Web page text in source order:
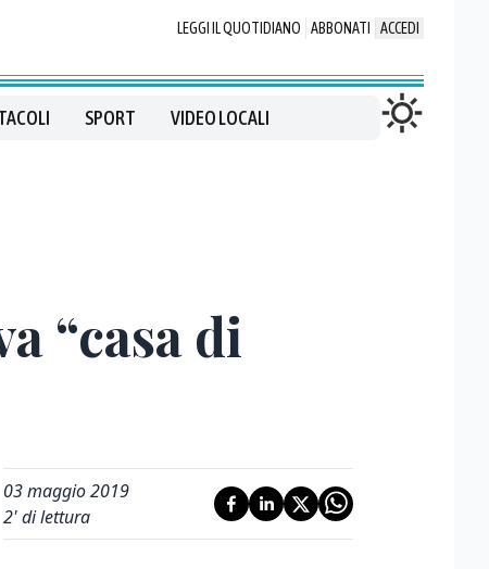
LEGGI IL QUOTIDIANO ABBONATI ACCEDI
SPORT VIDEO LOCALI
“casa di
03 maggio 2019
2' di lettura